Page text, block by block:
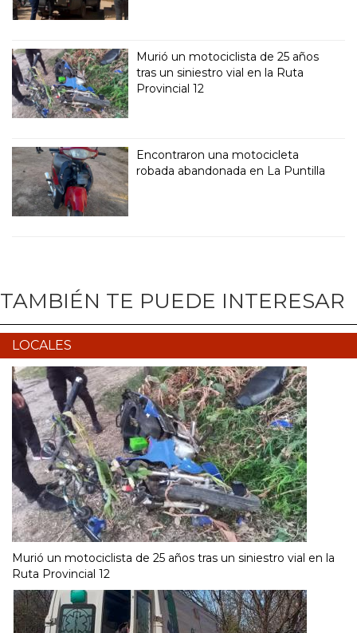
Murió un motociclista de 25 años
tras un siniestro vial en la Ruta
Provincial 12
Encontraron una motocicleta
robada abandonada en La Puntilla
TAMBIÉN TE PUEDE INTERESAR
LOCALES
Murió un motociclista de 25 años tras un siniestro vial en la
Ruta Provincial 12